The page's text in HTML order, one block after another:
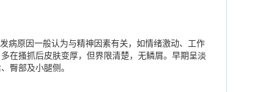
原因一般认为与精神因素有关，如情绪激动、工作
在搔抓后皮肤变厚，但界限清楚，无鳞屑。早期呈淡
臀部及小腿侧。